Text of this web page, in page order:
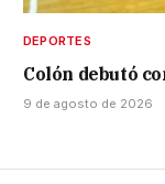
DEPORTES
Colón debutó
9 de agosto de 2026